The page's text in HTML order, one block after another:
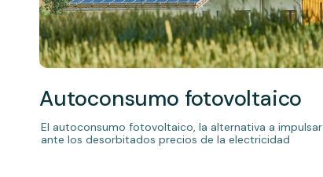
Autoconsumo fotovoltaico
El autoconsumo fotovoltaico, la alternativa a impulsar
ante los desorbitados precios de la electricidad